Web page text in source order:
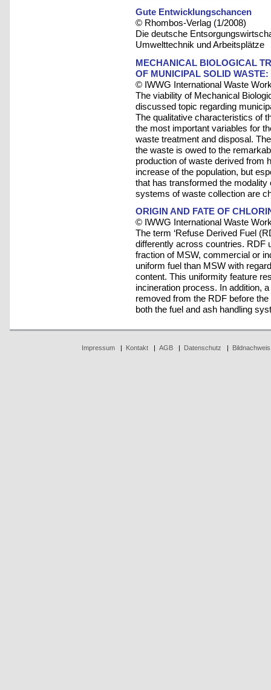
Gute Entwicklungschancen
© Rhombos-Verlag (1/2008)
Die deutsche
Umwelttechnik und Arbeitsplätze
MECHANICAL BIOLOGICAL
OF MUNICIPAL SOLID
© IWWG International Waste
The viability of Mechanical
discussed topic regarding
The qualitative characteristics of
the most important variables for
waste treatment and disposal.
the waste is owed to the
production of waste derived from
increase of the population, but
that has transformed the
systems of waste collection are
ORIGIN AND FATE OF
© IWWG International Waste
The term ‘Refuse Derived Fuel
differently across countries. RDF
fraction of MSW, commercial or
uniform fuel than MSW with
content. This uniformity feature
incineration process. In addition,
removed from the RDF before
both the fuel and ash handling
Impressum| Kontakt| AGB| Datenschutz Bildnachweis